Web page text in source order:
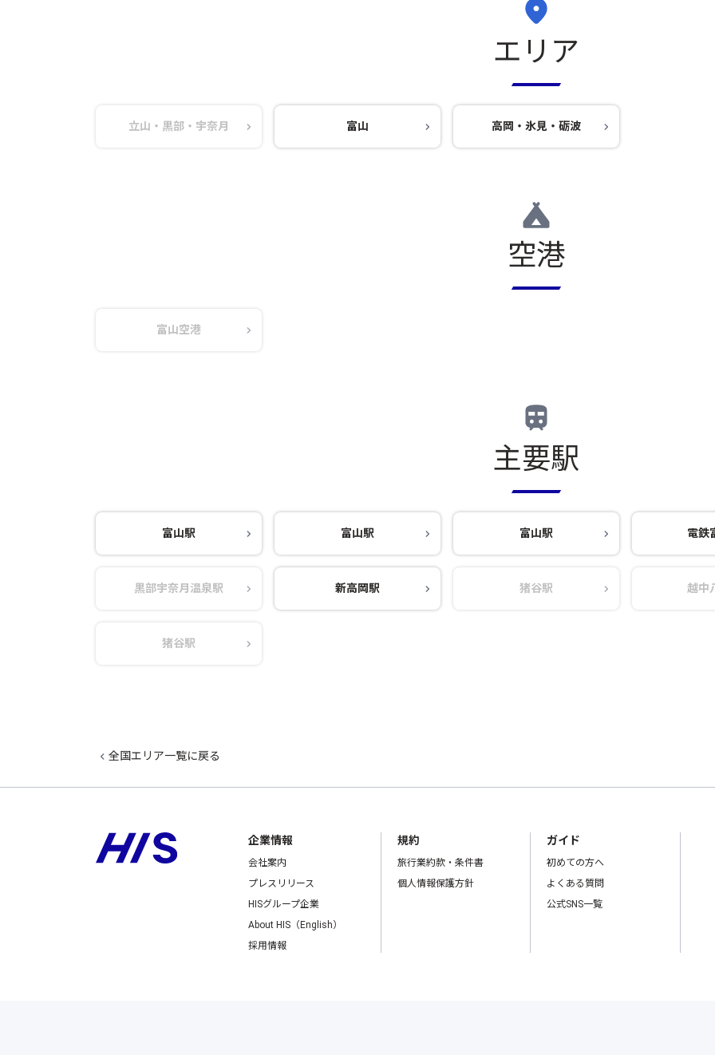
エリア
立山・黒部・宇奈月 富山 高岡・氷見・砺波
空港
富山空港
主要駅
富山駅 富山駅 富山駅 電鉄
黒部宇奈月温泉駅 新高岡駅 猪谷駅 越中
猪谷駅
全国エリア一覧に戻る
企業情報
会社案内
プレスリリース
HISグループ企業
About HIS（English）
採用情報
規約
旅行業約款・条件書
個人情報保護方針
ガイド
初めての方へ
よくある質問
公式SNS一覧